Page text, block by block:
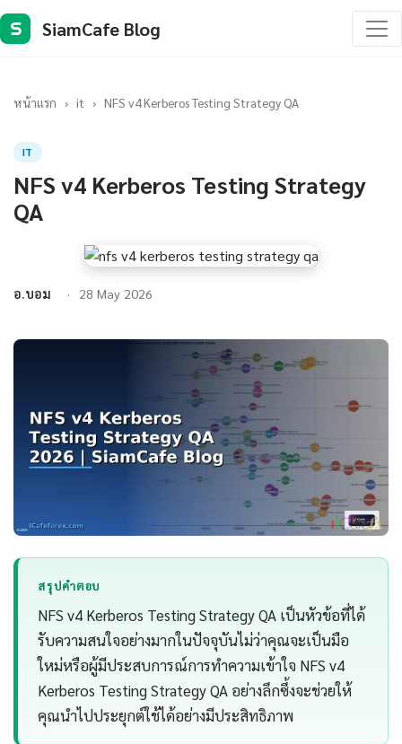
S SiamCafe Blog
หน้าแรก › it › NFS v4 Kerberos Testing Strategy QA
IT
NFS v4 Kerberos Testing Strategy
QA
อ.บอม 28 May 2026
สรุปคำตอบ
NFS v4 Kerberos Testing Strategy QA เป็นหัวข้อที่ได้
รับความสนใจอย่างมากในปัจจุบันไม่ว่าคุณจะเป็นมือ
ใหม่หรือผู้มีประสบการณ์การทำความเข้าใจ NFS v4
Kerberos Testing Strategy QA อย่างลึกซึ้งจะช่วยให้
คุณนำไปประยุกต์ใช้ได้อย่างมีประสิทธิภาพ